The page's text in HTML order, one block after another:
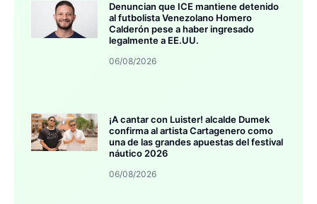
Denuncian que ICE mantiene detenido
al futbolista Venezolano Homero
Calderón pese a haber ingresado
legalmente a EE.UU.
06/08/2026
¡A cantar con Luister! alcalde Dumek
confirma al artista Cartagenero como
una de las grandes apuestas del festival
náutico 2026
06/08/2026